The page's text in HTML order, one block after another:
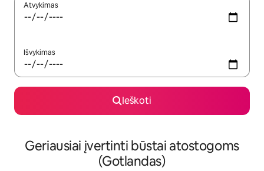
Atvykimas
Išvykimas
Ieškoti
Geriausiai įvertinti būstai atostogoms
(Gotlandas)